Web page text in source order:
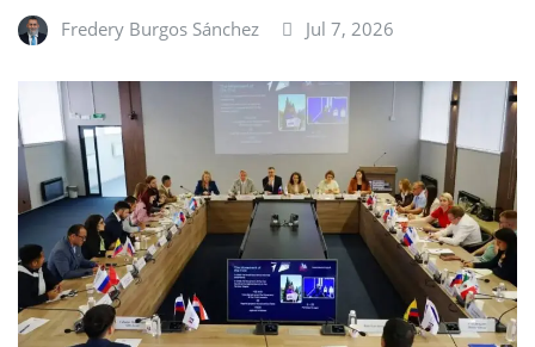
Fredery Burgos Sánchez Jul 7, 2026